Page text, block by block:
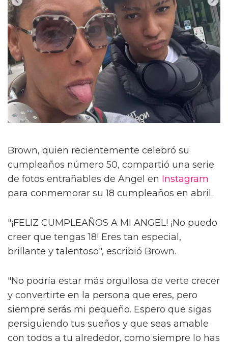
Brown, quien recientemente celebró su
cumpleaños número 50, compartió una serie
de fotos entrañables de Angel en Instagram
para conmemorar su 18 cumpleaños en abril.
"¡FELIZ CUMPLEAÑOS A MI ANGEL! ¡No puedo
creer que tengas 18! Eres tan especial,
brillante y talentoso", escribió Brown.
"No podría estar más orgullosa de verte crecer
y convertirte en la persona que eres, pero
siempre serás mi pequeño. Espero que sigas
persiguiendo tus sueños y que seas amable
con todos a tu alrededor, como siempre lo has